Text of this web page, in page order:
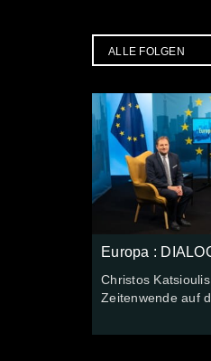
Europa :
Christos
Zeitenwende auf